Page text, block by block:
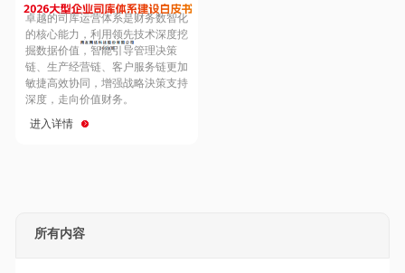
Hungary
Hong Kong
卓越的司库运营体系是财务数智化
的核心能力，利用领先技术深度挖
掘数据价值，智能引导管理决策
链、生产经营链、客户服务链更加
敏捷高效协同，增强战略決策支持
深度，走向价值财务。
进入详情
所有内容